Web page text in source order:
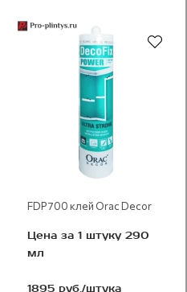
FDP700 клей Orac Decor
Цена за 1 штуку 290
мл
1895 руб./штука